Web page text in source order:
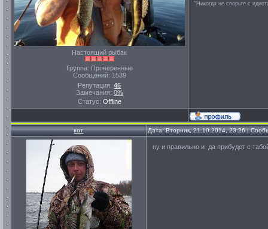
Настоящий рыбак
Группа: Проверенные
Сообщений: 1539
Репутация:46
Замечания: 0%
Статус: Offline
"Никогда не спорьте с
кот Дата: Вторник, 21.10.2014, 23:26 |
ну и правильно и да прибудет с